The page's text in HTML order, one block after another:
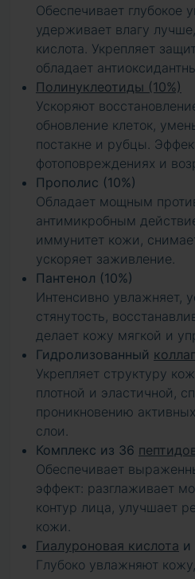
Обеспечивает глубокое
удерживает влагу
кислота. Укрепляет
обладает
Полинуклеотиды (10%)
Ускоряют
обновление клеток,
постакне и рубцы.
фотоповреждениях и
Прополис (10%)
Обладает мощным
антимикробным
иммунитет кожи,
ускоряет заживление.
Пантенол (10%)
Интенсивно увлажняет,
стянутость,
делает кожу мягкой и
Гидролизованный
Укрепляет структуру
плотной и эластичной,
проникновению
слои.
Комплекс из 36
Обеспечивает
эффект: разглаживает
контур лица, улучшает
кожи.
Гиалуроновая кислота и
Глубоко увлажняют